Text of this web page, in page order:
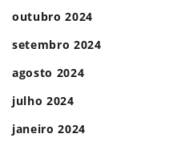
outubro 2024
setembro 2024
agosto 2024
julho 2024
janeiro 2024